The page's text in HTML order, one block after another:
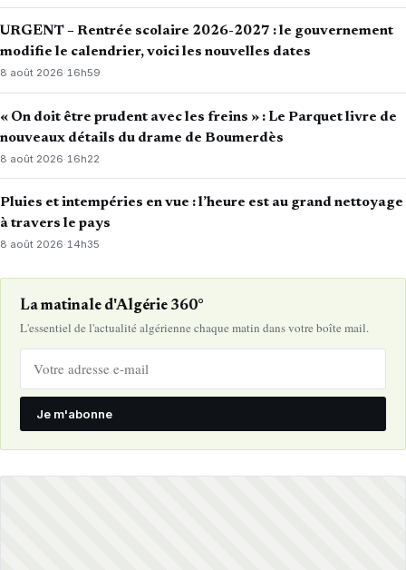
URGENT – Rentrée scolaire 2026-2027 : le gouvernement
modifie le calendrier, voici les nouvelles dates
8 août 2026·16h59
« On doit être prudent avec les freins » : Le Parquet livre de
nouveaux détails du drame de Boumerdès
8 août 2026· 16h22
Pluies et intempéries en vue : l’heure est au grand nettoyage
à travers le pays
8 août 2026·14h35
La matinale d'Algérie 360°
L'essentiel de l'actualité algérienne chaque matin dans votre boîte mail.
Je m'abonne